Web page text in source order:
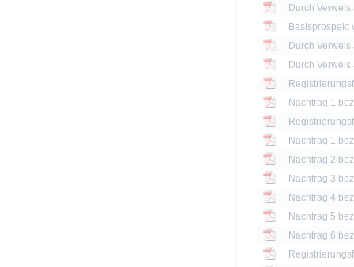
Basisprospekt
Nachtrag 1
Nachtrag 1
Nachtrag 2
Nachtrag 3
Nachtrag 4
Nachtrag 5
Nachtrag 6